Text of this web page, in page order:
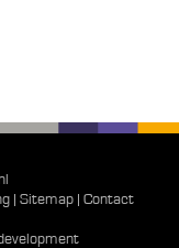
| Sitemap| Contact